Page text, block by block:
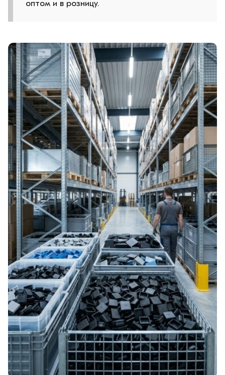
оптом и в розницу.